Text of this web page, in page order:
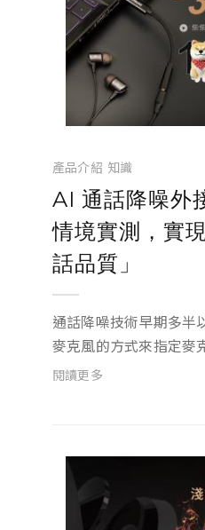
產品介紹 知識
AI 通話降噪外
情境實測，實
話品質」
通話降噪技術早期多半
麥克風的方式來指定麥
範圍內的所發出的聲音(
閱讀更多